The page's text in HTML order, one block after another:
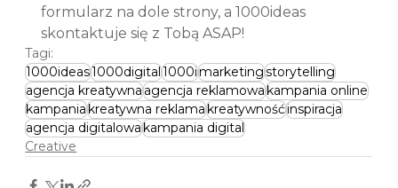
formularz na dole strony, a 1000ideas
skontaktuje się z Tobą ASAP!
Tagi:
1000ideas1000digital1000imarketingstorytelling
agencja kreatywnaagencja reklamowakampania online
kampaniakreatywna reklamakreatywnośćinspiracja
agencja digitalowakampania digital
Creative